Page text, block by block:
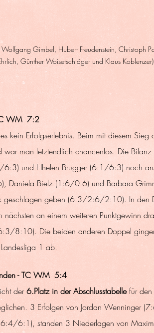
Gimbel, Hubert Freudenstein, Christoph
Günther Woisetschläger und Klaus Koblenzer)
WM  7:2
kein Erfolgserlebnis. Beim mit diesem Sieg
war man letztendlich chancenlos. Die
und Hhelen Brugger (6:1/6:3) noch
Daniela Bielz (1:6/0:6) und Barbara
geschlagen geben (6:3/2:6/2:10). In den
an einem weiteren Punktgewinn
8:10). Die beiden anderen Doppel
1 ab.
- TC WM  5:4
der 6.Platz in der Abschlusstabelle für den
3 Erfolgen von Jordan Wenninger
6:1), standen 3 Niederlagen von